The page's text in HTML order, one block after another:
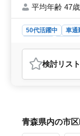
平均年齢 47
50代活躍中 車通
おすすめポイ
＜技術力を発揮
募集中です。整
理、電装品の修
備技術を提供し
の技術者が多数
検討リスト
青森県内の市